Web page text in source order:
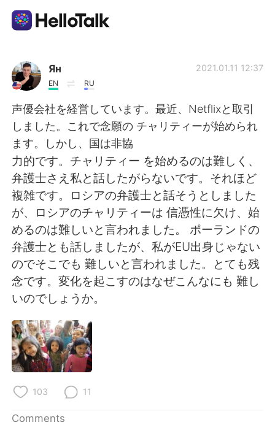
Language Exchange App
AI Grammar Checker
English
简体中文 繁體中文
Español العربية
Français Deutsch
日本語 한국어
Indonesia
Türkçe
Português
Ян
EN RU
2021.01.11 12:37
声優会社を経営しています。最近、Netflixと取引
しました。これで念願の チャリティーが始められ
ます。しかし、国は非協
力的です。チャリティー を始めるのは難しく、
弁護士さえ私と話したがらないです。それほど
複雑です。ロシアの弁護士と話そうとしました
が、ロシアのチャリティーは 信憑性に欠け、始
めるのは難しいと言われました。 ポーランドの
弁護士とも話しましたが、私がEU出身じゃない
のでそこでも 難しいと言われました。とても残
念です。変化を起こすのはなぜこんなにも 難し
いのでしょうか。
103 11
Comments